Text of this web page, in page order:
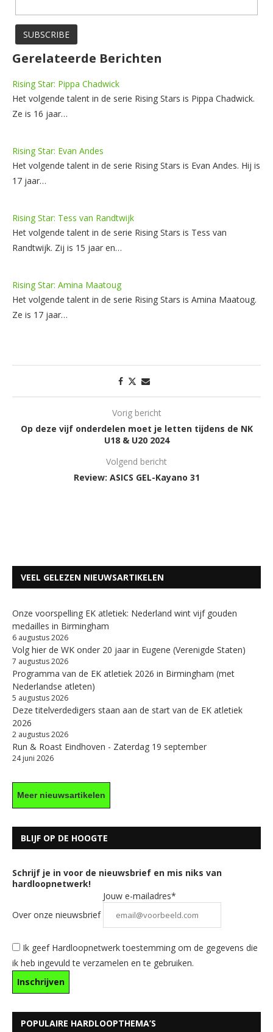
Gerelateerde Berichten
Rising Star: Pippa Chadwick
Het volgende talent in de serie Rising Stars is Pippa Chadwick.
Ze is 16 jaar…
Rising Star: Evan Andes
Het volgende talent in de serie Rising Stars is Evan Andes. Hij is
17 jaar…
Rising Star: Tess van Randtwijk
Het volgende talent in de serie Rising Stars is Tess van
Randtwijk. Zij is 15 jaar en…
Rising Star: Amina Maatoug
Het volgende talent in de serie Rising Stars is Amina Maatoug.
Ze is 17 jaar…
Vorig bericht
Op deze vijf onderdelen moet je letten tijdens de NK
U18 & U20 2024
Volgend bericht
Review: ASICS GEL-Kayano 31
VEEL GELEZEN NIEUWSARTIKELEN
Onze voorspelling EK atletiek: Nederland wint vijf gouden
medailles in Birmingham
6 augustus 2026
Volg hier de WK onder 20 jaar in Eugene (Verenigde Staten)
7 augustus 2026
Programma van de EK atletiek 2026 in Birmingham (met
Nederlandse atleten)
5 augustus 2026
Deze titelverdedigers staan aan de start van de EK atletiek
2026
2 augustus 2026
Run & Roast Eindhoven - Zaterdag 19 september
24 juni 2026
Meer nieuwsartikelen
BLIJF OP DE HOOGTE
Schrijf je in voor de nieuwsbrief en mis niks van
hardloopnetwerk!
Over onze nieuwsbrief
Jouw e-mailadres*
Ik geef Hardloopnetwerk toestemming om de gegevens die
ik heb ingevuld te verzamelen en te gebruiken.
POPULAIRE HARDLOOPTHEMA’S